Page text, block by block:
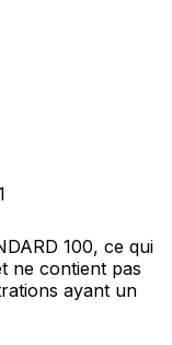
100, ce qui
ne contient pas
ayant un